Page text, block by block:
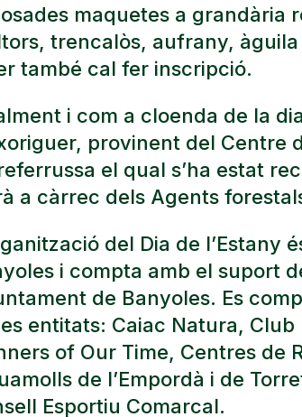
maquetes a grandària
trencalòs, aufrany,
també cal fer inscripció.
i com a cloenda de la
provinent del Centre
el qual s’ha estat
a càrrec dels Agents
del Dia de l’Estany
i compta amb el suport
de Banyoles. Es
entitats: Caiac Natura,
of Our Time, Centres de
de l’Empordà i de
Esportiu Comarcal.